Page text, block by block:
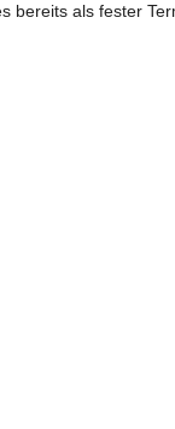
als fester